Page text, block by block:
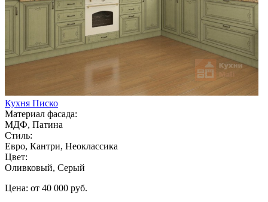
Кухня Писко
Материал фасада:
МДФ, Патина
Стиль:
Евро, Кантри, Неоклассика
Цвет:
Оливковый, Серый
Цена: от 40 000 руб.